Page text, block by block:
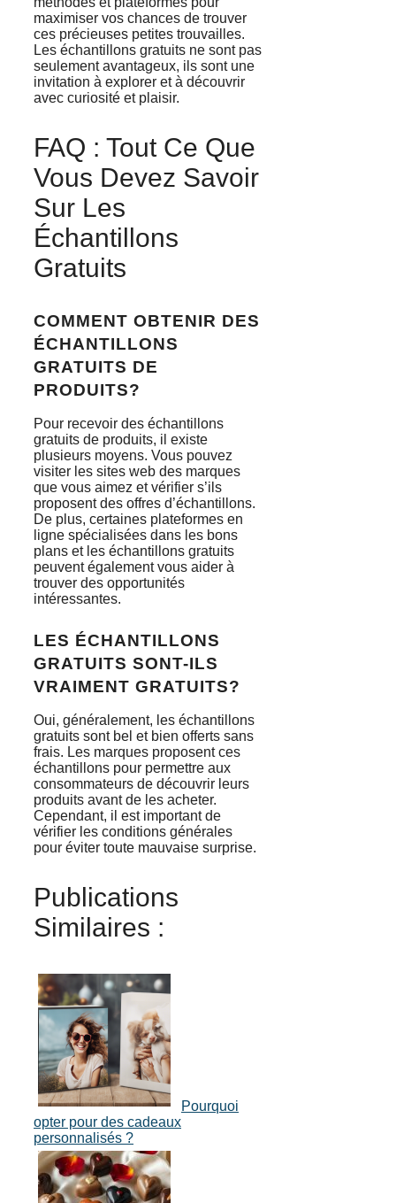
maximiser vos chances de trouver
ces précieuses petites trouvailles.
Les échantillons gratuits ne sont pas
seulement avantageux, ils sont une
invitation à explorer et à découvrir
avec curiosité et plaisir.
FAQ : Tout Ce Que
Vous Devez Savoir
Sur Les
Échantillons
Gratuits
COMMENT OBTENIR DES
ÉCHANTILLONS
GRATUITS DE
PRODUITS?
Pour recevoir des échantillons
gratuits de produits, il existe
plusieurs moyens. Vous pouvez
visiter les sites web des marques
que vous aimez et vérifier s’ils
proposent des offres d’échantillons.
De plus, certaines plateformes en
ligne spécialisées dans les bons
plans et les échantillons gratuits
peuvent également vous aider à
trouver des opportunités
intéressantes.
LES ÉCHANTILLONS
GRATUITS SONT-ILS
VRAIMENT GRATUITS?
Oui, généralement, les échantillons
gratuits sont bel et bien offerts sans
frais. Les marques proposent ces
échantillons pour permettre aux
consommateurs de découvrir leurs
produits avant de les acheter.
Cependant, il est important de
vérifier les conditions générales
pour éviter toute mauvaise surprise.
Publications
Similaires :
Pourquoi
opter pour des cadeaux
personnalisés ?